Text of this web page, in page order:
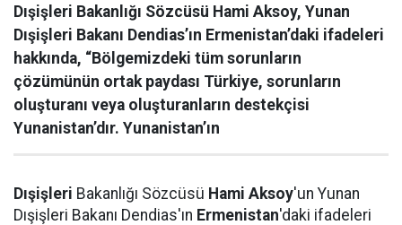
Dışişleri Bakanlığı Sözcüsü Hami Aksoy, Yunan
Dışişleri Bakanı Dendias’ın Ermenistan’daki ifadeleri
hakkında, “Bölgemizdeki tüm sorunların
çözümünün ortak paydası Türkiye, sorunların
oluşturanı veya oluşturanların destekçisi
Yunanistan’dır. Yunanistan’ın
Dışişleri Bakanlığı Sözcüsü Hami Aksoy'un Yunan
Dışişleri Bakanı Dendias'ın Ermenistan'daki ifadeleri